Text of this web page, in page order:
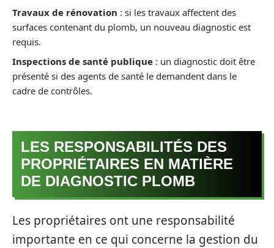
Travaux de rénovation : si les travaux affectent des
surfaces contenant du plomb, un nouveau diagnostic est
requis.
Inspections de santé publique : un diagnostic doit être
présenté si des agents de santé le demandent dans le
cadre de contrôles.
LES RESPONSABILITÉS DES
PROPRIÉTAIRES EN MATIÈRE
DE DIAGNOSTIC PLOMB
Les propriétaires ont une responsabilité
importante en ce qui concerne la gestion du